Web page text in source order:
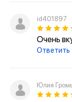
id401897
Очень
Ответить
Юлия